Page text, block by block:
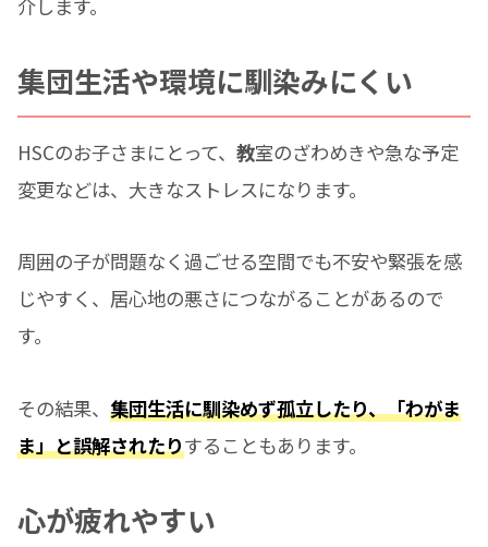
介します。
集団生活や環境に馴染みにくい
HSCのお子さまにとって、教室のざわめきや急な予定
変更などは、大きなストレスになります。
周囲の子が問題なく過ごせる空間でも不安や緊張を感
じやすく、居心地の悪さにつながることがあるので
す。
その結果、集団生活に馴染めず孤立したり、「わがま
ま」と誤解されたりすることもあります。
心が疲れやすい